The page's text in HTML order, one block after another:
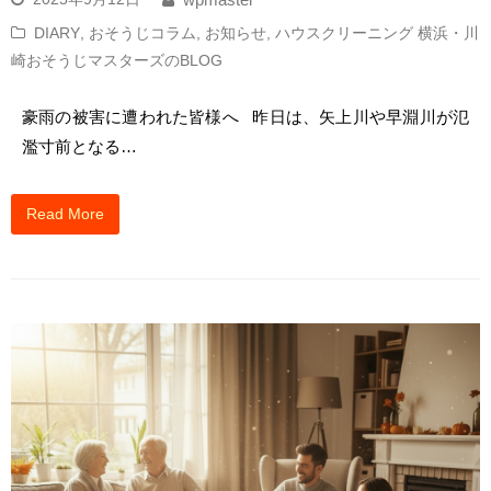
DIARY おそうじコラム お知らせ ハウスクリーニング 横浜・川
崎おそうじマスターズのBLOG
豪雨の被害に遭われた皆様へ 昨日は、矢上川や早淵川が氾
濫寸前となる…
Read More